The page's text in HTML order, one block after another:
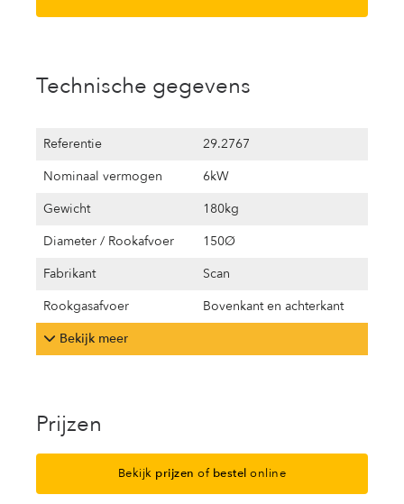
Technische gegevens
Referentie
29.2767
Nominaal vermogen
6kW
Gewicht
180kg
Diameter / Rookafvoer
150Ø
Fabrikant
Scan
Rookgasafvoer
Bovenkant en achterkant
Bekijk meer
Prijzen
Bekijk prijzen of bestel online